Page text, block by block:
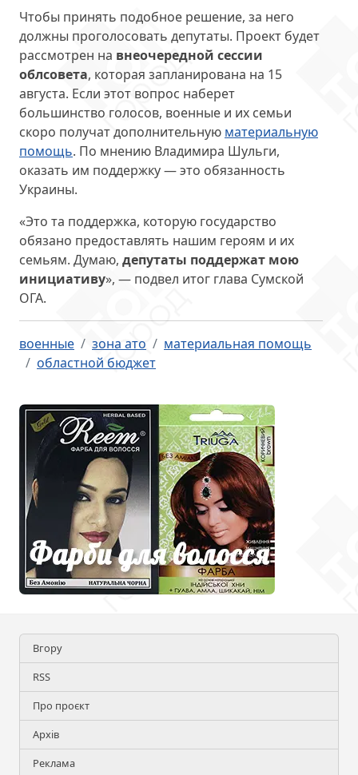
Чтобы принять подобное решение, за него
должны проголосовать депутаты. Проект будет
рассмотрен на внеочередной сессии
облсовета, которая запланирована на 15
августа. Если этот вопрос наберет
большинство голосов, военные и их семьи
скоро получат дополнительную материальную
помощь. По мнению Владимира Шульги,
оказать им поддержку — это обязанность
Украины.
«Это та поддержка, которую государство
обязано предоставлять нашим героям и их
семьям. Думаю, депутаты поддержат мою
инициативу», — подвел итог глава Сумской
ОГА.
военные зона ато
материальная помощь
областной бюджет
Вгору
RSS
Про проєкт
Архів
Реклама